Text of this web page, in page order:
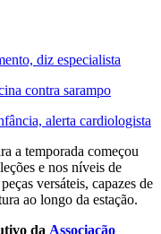
diz especialista
contra sarampo
alerta cardiologista
a temporada começou
e nos níveis de
versáteis, capazes de
ao longo da estação.
da Associação